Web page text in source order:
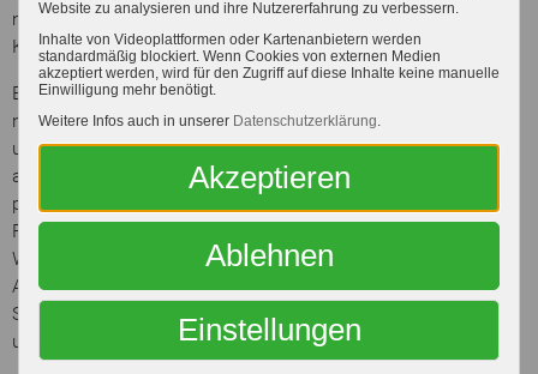
maßgeschneiderte Lösungen für die Bedürfnisse unserer
Kunden anzubieten.
Bereits im vorletzten Jahr eröffneten wir erfolgreich einen
neuen Raiffeisen-Markt am "Südring" in Bitburg, der
umfassend die Bereiche „Alles rund um Tier und Garten“
abdeckt und zusätzlich die komplette Bandbreite eines
professionellen Baumarktes führt. Dies umfasst
Freizeitbekleidung, Arbeitsbekleidung, Maschinen,
Werkzeuge, Eisenwaren, Elektrozubehör, Haushaltswaren,
Auto- und Fahrradzubehör, Bodenbeläge, Sanitärkeramik,
Sanitärausstattung, Fliesen, Fliesenchemie, Laminat, Holz
und vieles mehr.
Website zu analysieren und ihre Nutzererfahrung zu verbessern.
Inhalte von Videoplattformen oder Kartenanbietern werden
standardmäßig blockiert. Wenn Cookies von externen Medien
akzeptiert werden, wird für den Zugriff auf diese Inhalte keine manuelle
Einwilligung mehr benötigt.
Weitere Infos auch in unserer Datenschutzerklärung.
Akzeptieren
Ablehnen
Einstellungen